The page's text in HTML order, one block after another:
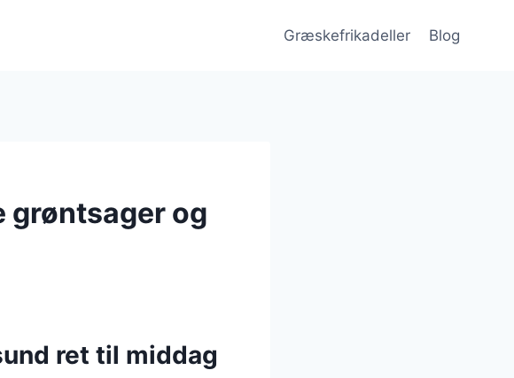
Græskefrikadeller Blog
og
ret til middag